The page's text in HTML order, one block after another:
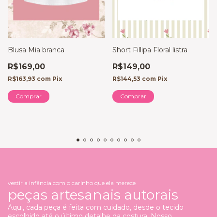
Blusa Mia branca
R$169,00
R$163,93 com Pix
Comprar
Short Fillipa Floral listra
R$149,00
R$144,53 com Pix
Comprar
vestir a infância com o carinho que ela merece
peças artesanais autorais
Aqui, cada peça é feita com cuidado, desde o tecido